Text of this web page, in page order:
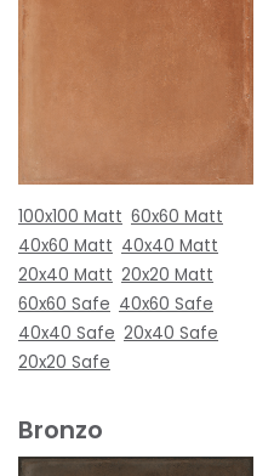
100x100 Matt 60x60 Matt
40x60 Matt 40x40 Matt
20x40 Matt 20x20 Matt
60x60 Safe 40x60 Safe
40x40 Safe 20x40 Safe
20x20 Safe
Bronzo